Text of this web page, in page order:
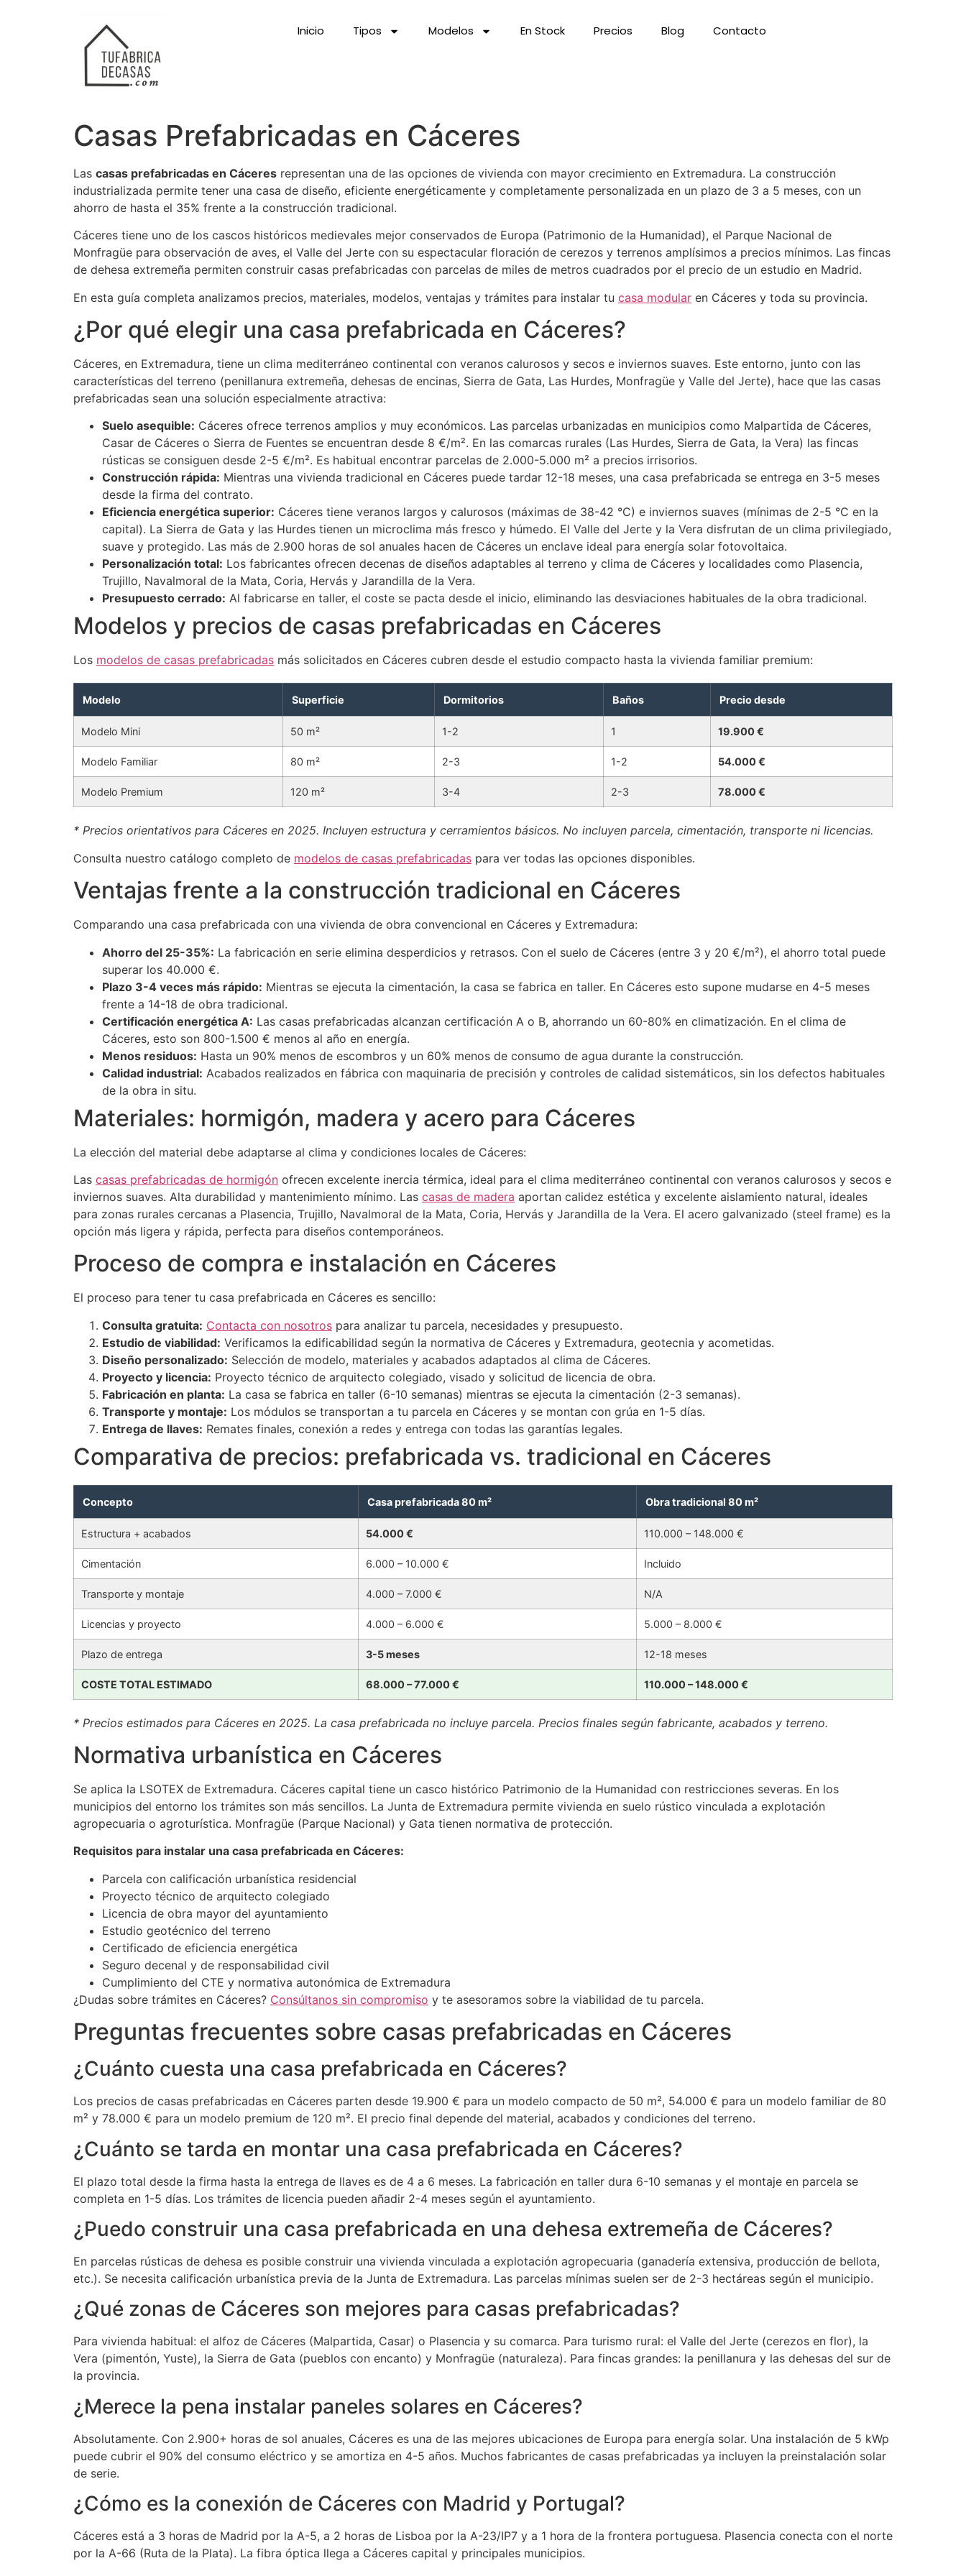
Inicio Tipos Modelos En Stock Precios Blog Contacto
Casas Prefabricadas en Cáceres
Las casas prefabricadas en Cáceres representan una de las opciones de vivienda con mayor crecimiento en Extremadura. La construcción
industrializada permite tener una casa de diseño, eficiente energéticamente y completamente personalizada en un plazo de 3 a 5 meses, con un
ahorro de hasta el 35% frente a la construcción tradicional.
Cáceres tiene uno de los cascos históricos medievales mejor conservados de Europa (Patrimonio de la Humanidad), el Parque Nacional de
Monfragüe para observación de aves, el Valle del Jerte con su espectacular floración de cerezos y terrenos amplísimos a precios mínimos. Las fincas
de dehesa extremeña permiten construir casas prefabricadas con parcelas de miles de metros cuadrados por el precio de un estudio en Madrid.
En esta guía completa analizamos precios, materiales, modelos, ventajas y trámites para instalar tu casa modular en Cáceres y toda su provincia.
¿Por qué elegir una casa prefabricada en Cáceres?
Cáceres, en Extremadura, tiene un clima mediterráneo continental con veranos calurosos y secos e inviernos suaves. Este entorno, junto con las
características del terreno (penillanura extremeña, dehesas de encinas, Sierra de Gata, Las Hurdes, Monfragüe y Valle del Jerte), hace que las casas
prefabricadas sean una solución especialmente atractiva:
Suelo asequible: Cáceres ofrece terrenos amplios y muy económicos. Las parcelas urbanizadas en municipios como Malpartida de Cáceres,
Casar de Cáceres o Sierra de Fuentes se encuentran desde 8 €/m². En las comarcas rurales (Las Hurdes, Sierra de Gata, la Vera) las fincas
rústicas se consiguen desde 2-5 €/m². Es habitual encontrar parcelas de 2.000-5.000 m² a precios irrisorios.
Construcción rápida: Mientras una vivienda tradicional en Cáceres puede tardar 12-18 meses, una casa prefabricada se entrega en 3-5 meses
desde la firma del contrato.
Eficiencia energética superior: Cáceres tiene veranos largos y calurosos (máximas de 38-42 °C) e inviernos suaves (mínimas de 2-5 °C en la
capital). La Sierra de Gata y las Hurdes tienen un microclima más fresco y húmedo. El Valle del Jerte y la Vera disfrutan de un clima privilegiado,
suave y protegido. Las más de 2.900 horas de sol anuales hacen de Cáceres un enclave ideal para energía solar fotovoltaica.
Personalización total: Los fabricantes ofrecen decenas de diseños adaptables al terreno y clima de Cáceres y localidades como Plasencia,
Trujillo, Navalmoral de la Mata, Coria, Hervás y Jarandilla de la Vera.
Presupuesto cerrado: Al fabricarse en taller, el coste se pacta desde el inicio, eliminando las desviaciones habituales de la obra tradicional.
Modelos y precios de casas prefabricadas en Cáceres
Los modelos de casas prefabricadas más solicitados en Cáceres cubren desde el estudio compacto hasta la vivienda familiar premium:
Modelo Superficie Dormitorios Baños Precio desde
Modelo Mini 50 m² 1-2 1 19.900 €
Modelo Familiar 80 m² 2-3 1-2 54.000 €
Modelo Premium 120 m² 3-4 2-3 78.000 €
* Precios orientativos para Cáceres en 2025. Incluyen estructura y cerramientos básicos. No incluyen parcela, cimentación, transporte ni licencias.
Consulta nuestro catálogo completo de modelos de casas prefabricadas para ver todas las opciones disponibles.
Ventajas frente a la construcción tradicional en Cáceres
Comparando una casa prefabricada con una vivienda de obra convencional en Cáceres y Extremadura:
Ahorro del 25-35%: La fabricación en serie elimina desperdicios y retrasos. Con el suelo de Cáceres (entre 3 y 20 €/m²), el ahorro total puede
superar los 40.000 €.
Plazo 3-4 veces más rápido: Mientras se ejecuta la cimentación, la casa se fabrica en taller. En Cáceres esto supone mudarse en 4-5 meses
frente a 14-18 de obra tradicional.
Certificación energética A: Las casas prefabricadas alcanzan certificación A o B, ahorrando un 60-80% en climatización. En el clima de
Cáceres, esto son 800-1.500 € menos al año en energía.
Menos residuos: Hasta un 90% menos de escombros y un 60% menos de consumo de agua durante la construcción.
Calidad industrial: Acabados realizados en fábrica con maquinaria de precisión y controles de calidad sistemáticos, sin los defectos habituales
de la obra in situ.
Materiales: hormigón, madera y acero para Cáceres
La elección del material debe adaptarse al clima y condiciones locales de Cáceres:
Las casas prefabricadas de hormigón ofrecen excelente inercia térmica, ideal para el clima mediterráneo continental con veranos calurosos y secos e
inviernos suaves. Alta durabilidad y mantenimiento mínimo. Las casas de madera aportan calidez estética y excelente aislamiento natural, ideales
para zonas rurales cercanas a Plasencia, Trujillo, Navalmoral de la Mata, Coria, Hervás y Jarandilla de la Vera. El acero galvanizado (steel frame) es la
opción más ligera y rápida, perfecta para diseños contemporáneos.
Proceso de compra e instalación en Cáceres
El proceso para tener tu casa prefabricada en Cáceres es sencillo:
Consulta gratuita: Contacta con nosotros para analizar tu parcela, necesidades y presupuesto.
Estudio de viabilidad: Verificamos la edificabilidad según la normativa de Cáceres y Extremadura, geotecnia y acometidas.
Diseño personalizado: Selección de modelo, materiales y acabados adaptados al clima de Cáceres.
Proyecto y licencia: Proyecto técnico de arquitecto colegiado, visado y solicitud de licencia de obra.
Fabricación en planta: La casa se fabrica en taller (6-10 semanas) mientras se ejecuta la cimentación (2-3 semanas).
Transporte y montaje: Los módulos se transportan a tu parcela en Cáceres y se montan con grúa en 1-5 días.
Entrega de llaves: Remates finales, conexión a redes y entrega con todas las garantías legales.
Comparativa de precios: prefabricada vs. tradicional en Cáceres
Concepto Casa prefabricada 80 m² Obra tradicional 80 m²
Estructura + acabados 54.000 € 110.000 – 148.000 €
Cimentación 6.000 – 10.000 € Incluido
Transporte y montaje 4.000 – 7.000 € N/A
Licencias y proyecto 4.000 – 6.000 € 5.000 – 8.000 €
Plazo de entrega 3-5 meses 12-18 meses
COSTE TOTAL ESTIMADO 68.000 – 77.000 € 110.000 – 148.000 €
* Precios estimados para Cáceres en 2025. La casa prefabricada no incluye parcela. Precios finales según fabricante, acabados y terreno.
Normativa urbanística en Cáceres
Se aplica la LSOTEX de Extremadura. Cáceres capital tiene un casco histórico Patrimonio de la Humanidad con restricciones severas. En los
municipios del entorno los trámites son más sencillos. La Junta de Extremadura permite vivienda en suelo rústico vinculada a explotación
agropecuaria o agroturística. Monfragüe (Parque Nacional) y Gata tienen normativa de protección.
Requisitos para instalar una casa prefabricada en Cáceres:
Parcela con calificación urbanística residencial
Proyecto técnico de arquitecto colegiado
Licencia de obra mayor del ayuntamiento
Estudio geotécnico del terreno
Certificado de eficiencia energética
Seguro decenal y de responsabilidad civil
Cumplimiento del CTE y normativa autonómica de Extremadura
¿Dudas sobre trámites en Cáceres? Consúltanos sin compromiso y te asesoramos sobre la viabilidad de tu parcela.
Preguntas frecuentes sobre casas prefabricadas en Cáceres
¿Cuánto cuesta una casa prefabricada en Cáceres?
Los precios de casas prefabricadas en Cáceres parten desde 19.900 € para un modelo compacto de 50 m², 54.000 € para un modelo familiar de 80
m² y 78.000 € para un modelo premium de 120 m². El precio final depende del material, acabados y condiciones del terreno.
¿Cuánto se tarda en montar una casa prefabricada en Cáceres?
El plazo total desde la firma hasta la entrega de llaves es de 4 a 6 meses. La fabricación en taller dura 6-10 semanas y el montaje en parcela se
completa en 1-5 días. Los trámites de licencia pueden añadir 2-4 meses según el ayuntamiento.
¿Puedo construir una casa prefabricada en una dehesa extremeña de Cáceres?
En parcelas rústicas de dehesa es posible construir una vivienda vinculada a explotación agropecuaria (ganadería extensiva, producción de bellota,
etc.). Se necesita calificación urbanística previa de la Junta de Extremadura. Las parcelas mínimas suelen ser de 2-3 hectáreas según el municipio.
¿Qué zonas de Cáceres son mejores para casas prefabricadas?
Para vivienda habitual: el alfoz de Cáceres (Malpartida, Casar) o Plasencia y su comarca. Para turismo rural: el Valle del Jerte (cerezos en flor), la
Vera (pimentón, Yuste), la Sierra de Gata (pueblos con encanto) y Monfragüe (naturaleza). Para fincas grandes: la penillanura y las dehesas del sur de
la provincia.
¿Merece la pena instalar paneles solares en Cáceres?
Absolutamente. Con 2.900+ horas de sol anuales, Cáceres es una de las mejores ubicaciones de Europa para energía solar. Una instalación de 5 kWp
puede cubrir el 90% del consumo eléctrico y se amortiza en 4-5 años. Muchos fabricantes de casas prefabricadas ya incluyen la preinstalación solar
de serie.
¿Cómo es la conexión de Cáceres con Madrid y Portugal?
Cáceres está a 3 horas de Madrid por la A-5, a 2 horas de Lisboa por la A-23/IP7 y a 1 hora de la frontera portuguesa. Plasencia conecta con el norte
por la A-66 (Ruta de la Plata). La fibra óptica llega a Cáceres capital y principales municipios.